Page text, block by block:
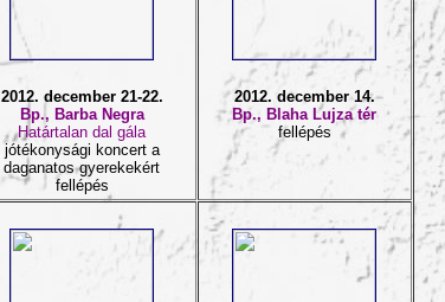
2012. december 21-22.
Bp., Barba Negra
Határtalan dal gála
jótékonysági koncert a
daganatos gyerekekért
fellépés
2012. december 14.
Bp., Blaha Lujza tér
fellépés